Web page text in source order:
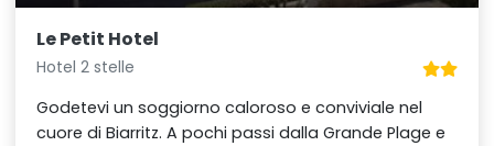
Le Petit Hotel
Hotel 2 stelle
Godetevi un soggiorno caloroso e conviviale nel
cuore di Biarritz. A pochi passi dalla Grande Plage e